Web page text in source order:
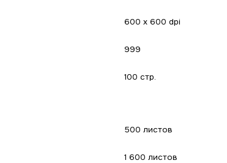
600 x 600 dpi
999
100 стр.
500 листов
1 600 листов